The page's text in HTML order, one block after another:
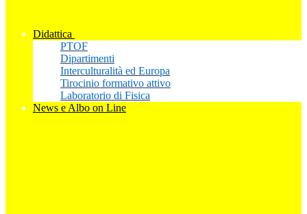
Didattica
PTOF
Dipartimenti
Interculturalità ed Europa
Tirocinio formativo attivo
Laboratorio di Fisica
News e Albo on Line